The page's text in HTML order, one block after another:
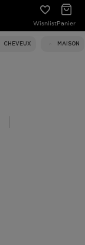
WishlistPanier
CHEVEUX MAISON